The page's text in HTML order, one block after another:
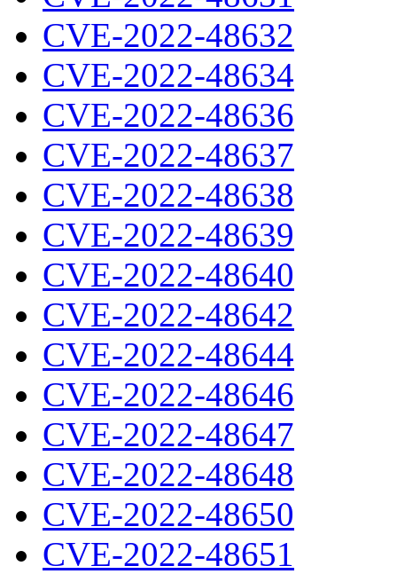
CVE-2022-48632
CVE-2022-48634
CVE-2022-48636
CVE-2022-48637
CVE-2022-48638
CVE-2022-48639
CVE-2022-48640
CVE-2022-48642
CVE-2022-48644
CVE-2022-48646
CVE-2022-48647
CVE-2022-48648
CVE-2022-48650
CVE-2022-48651